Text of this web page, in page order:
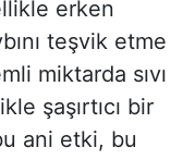
erken
teşvik etme
miktarda sıvı
şaşırtıcı bir
ani etki, bu